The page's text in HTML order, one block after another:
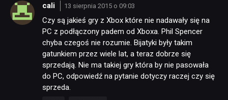
cali 13 sierpnia 2015 o 09:03
Czy są jakieś gry z Xbox które nie nadawały się na
PC z podłączony padem od Xboxa. Phil Spencer
chyba czegoś nie rozumie. Bijatyki były takim
gatunkiem przez wiele lat, a teraz dobrze się
sprzedają. Nie ma takiej gry która by nie pasowała
do PC, odpowiedź na pytanie dotyczy raczej czy się
sprzeda.